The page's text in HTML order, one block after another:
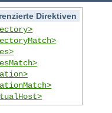
Direktiven